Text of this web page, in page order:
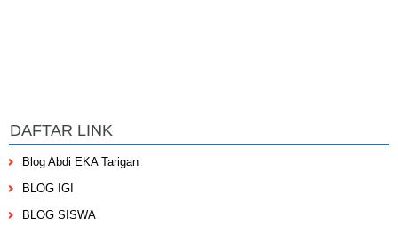
DAFTAR LINK
Blog Abdi EKA Tarigan
BLOG IGI
BLOG SISWA